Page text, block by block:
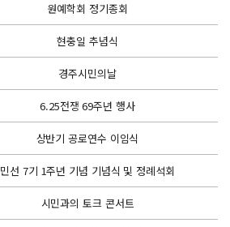
원예학회 정기종회
현충일 추념식
경주시민의날
6.25전쟁 69주년 행사
상반기 공로연수 이임식
민선 7기 1주년 기념 기념식 및 정례석회
시민과의 토크 콘서트